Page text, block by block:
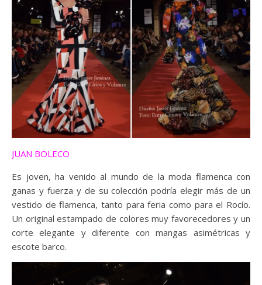
JUAN BOLECO
Es joven, ha venido al mundo de la moda flamenca con
ganas y fuerza y de su colección podría elegir más de un
vestido de flamenca, tanto para feria como para el Rocío.
Un original estampado de colores muy favorecedores y un
corte elegante y diferente con mangas asimétricas y
escote barco.